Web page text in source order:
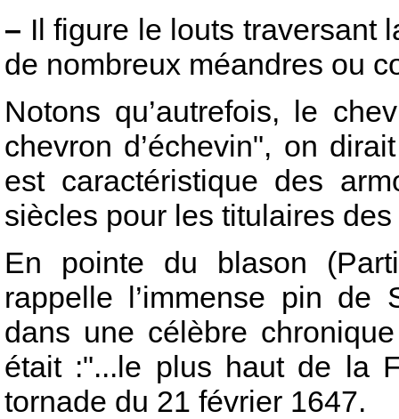
– Il figure le louts traversant
de nombreux méandres ou
Notons qu’autrefois, le
chevron d’échevin", on
est caractéristique des
siècles pour les titulaires
En pointe du blason
rappelle l’immense pin de
dans une célèbre
était :"...le plus haut de la
tornade du 21 février 1647.